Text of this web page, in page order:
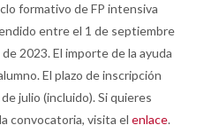
formativo de FP intensiva
entre el 1 de septiembre
2023. El importe de la ayuda
El plazo de inscripción
julio (incluido). Si quieres
convocatoria, visita el enlace.